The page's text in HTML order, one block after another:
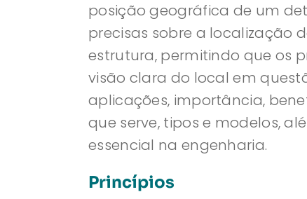
posição geográfica de um
precisas sobre a localização
estrutura, permitindo que os
visão clara do local em
aplicações, importância,
que serve, tipos e modelos,
essencial na engenharia.
Princípios